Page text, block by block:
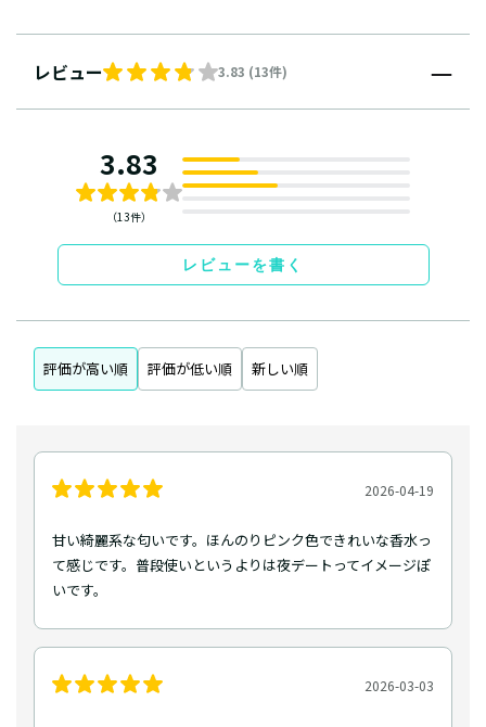
レビュー 3.83 (13件)
3.83
（13件）
レビューを書く
評価が高い順 評価が低い順 新しい順
2026-04-19
甘い綺麗系な匂いです。ほんのりピンク色できれいな香水っ
て感じです。普段使いというよりは夜デートってイメージぽ
いです。
2026-03-03